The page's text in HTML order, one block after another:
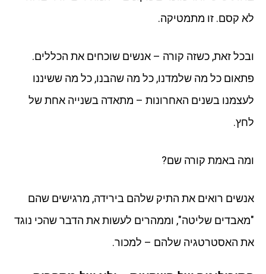
לא קסם. זו מתמטיקה.
ובכל זאת, כשזה קורה – אנשים שוכחים את הכללים.
פתאום כל מה שלמדנו, כל מה שהבנו, כל מה ששיננו
לעצמנו בשנים האחרונות – מתאדה בשנייה אחת של
לחץ.
ומה באמת קורה שם?
אנשים רואים את התיק שלהם בירידה, מרגישים שהם
"מאבדים שליטה", וממהרים לעשות את הדבר שהכי נוגד
את האסטרטגיה שלהם – למכור.